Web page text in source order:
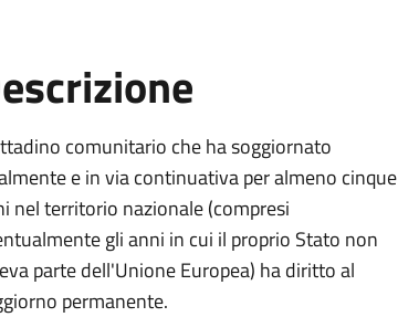
comunitario che ha soggiornato
e in via continuativa per almeno cinque
nel territorio nazionale (compresi
gli anni in cui il proprio Stato non
parte dell'Unione Europea) ha diritto al
permanente.